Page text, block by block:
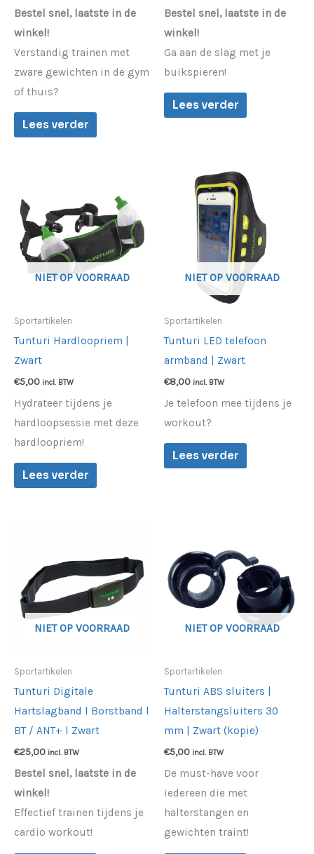
Bestel snel, laatste in de
winkel!
Verstandig trainen met
zware gewichten in de gym
of thuis?
Lees verder
Bestel snel, laatste in de
winkel!
Ga aan de slag met je
buikspieren!
Lees verder
NIET OP VOORRAAD
Sportartikelen
Tunturi Hardloopriem |
Zwart
€5,00 incl. BTW
Hydrateer tijdens je
hardloopsessie met deze
hardloopriem!
Lees verder
NIET OP VOORRAAD
Sportartikelen
Tunturi LED telefoon
armband | Zwart
€8,00 incl. BTW
Je telefoon mee tijdens je
workout?
Lees verder
NIET OP VOORRAAD
Sportartikelen
Tunturi Digitale
Hartslagband l Borstband l
BT / ANT+ l Zwart
€25,00 incl. BTW
Bestel snel, laatste in de
winkel!
Effectief trainen tijdens je
cardio workout!
NIET OP VOORRAAD
Sportartikelen
Tunturi ABS sluiters |
Halterstangsluiters 30
mm | Zwart (kopie)
€5,00 incl. BTW
De must-have voor
iedereen die met
halterstangen en
gewichten traint!